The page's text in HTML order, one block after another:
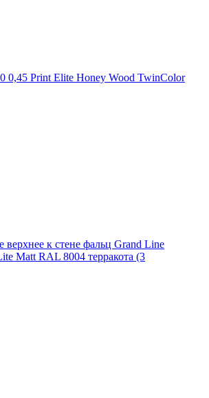
0,45 Print Elite Honey Wood TwinColor
к стене фальц Grand Line
Matt RAL 8004 терракота (3